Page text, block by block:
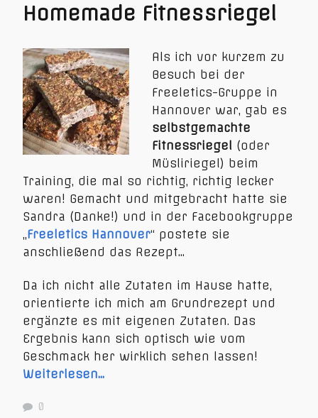
Homemade Fitnessriegel
Als ich vor kurzem zu
Besuch bei der
Freeletics-Gruppe in
Hannover war, gab es
selbstgemachte
Fitnessriegel (oder
Müsliriegel) beim
Training, die mal so richtig, richtig lecker
waren! Gemacht und mitgebracht hatte sie
Sandra (Danke!) und in der Facebookgruppe
„Freeletics Hannover“ postete sie
anschließend das Rezept…
Da ich nicht alle Zutaten im Hause hatte,
orientierte ich mich am Grundrezept und
ergänzte es mit eigenen Zutaten. Das
Ergebnis kann sich optisch wie vom
Geschmack her wirklich sehen lassen!
Weiterlesen…
0